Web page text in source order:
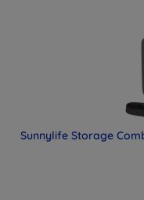
Sunnylife Storage